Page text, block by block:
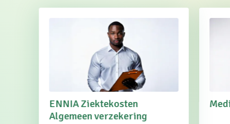
ENNIA Ziektekosten
Algemeen verzekering